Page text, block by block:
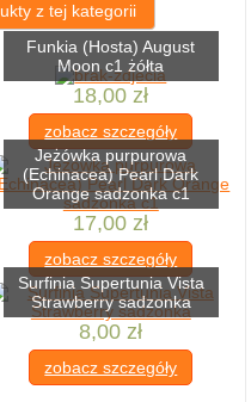
z tej kategorii
Funkia (Hosta) August
Moon c1 żółta
18,00 zł
zobacz szczegóły
Jeżówka purpurowa
(Echinacea) Pearl Dark
Orange sadzonka c1
17,00 zł
zobacz szczegóły
Surfinia Supertunia Vista
Strawberry sadzonka
8,00 zł
zobacz szczegóły